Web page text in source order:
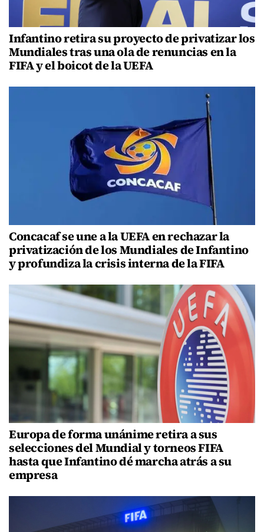
Infantino retira su proyecto de privatizar los
Mundiales tras una ola de renuncias en la
FIFA y el boicot de la UEFA
Concacaf se une a la UEFA en rechazar la
privatización de los Mundiales de Infantino
y profundiza la crisis interna de la FIFA
Europa de forma unánime retira a sus
selecciones del Mundial y torneos FIFA
hasta que Infantino dé marcha atrás a su
empresa